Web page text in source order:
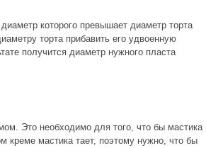
которого превышает диаметр торта
торта прибавить его удвоенную
получится диаметр нужного пласта
Это необходимо для того, что бы мастика
креме мастика тает, поэтому нужно, что бы